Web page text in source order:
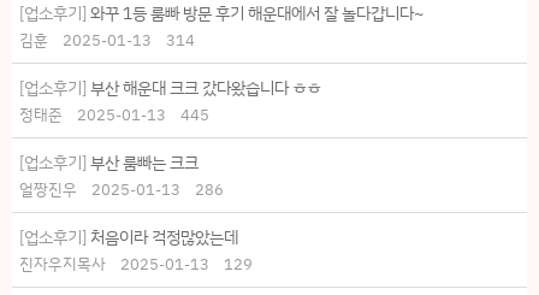
[업소후기] 와꾸 1등 룸빠 방문 후기 해운대에서 잘 놀다갑니다~
김훈 2025-01-13 314
[업소후기] 부산 해운대 크크 갔다왔습니다 ㅎㅎ
정태준 2025-01-13 445
[업소후기] 부산 룸빠는 크크
얼짱진우 2025-01-13 286
[업소후기] 처음이라 걱정많았는데
진자우지목사 2025-01-13 129